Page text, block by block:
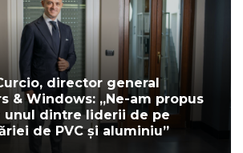
director general
& Windows: „Ne-am propus
unul dintre liderii de pe
de PVC și aluminiu”